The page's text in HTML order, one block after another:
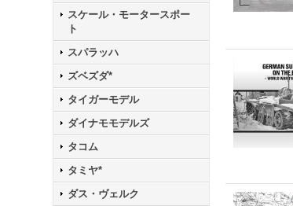
スケール・モータースポー
ト
スパラッハ
ズベズダ*
タイガーモデル
ダイナモモデルズ
タコム
タミヤ*
ダス・ヴェルク